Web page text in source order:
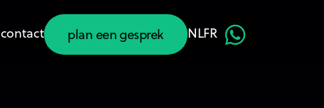
contact
plan een gesprek
plan een gesprek
NLFR